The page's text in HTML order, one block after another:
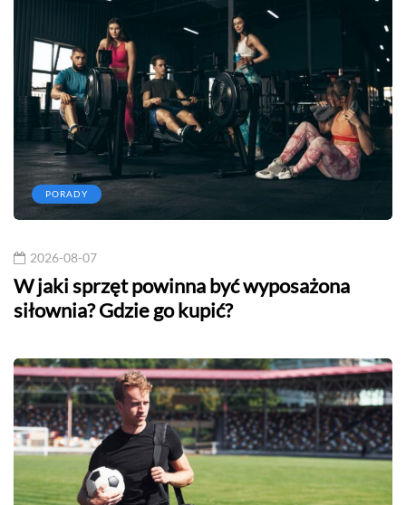
PORADY
2026-08-07
W jaki sprzęt powinna być wyposażona
siłownia? Gdzie go kupić?